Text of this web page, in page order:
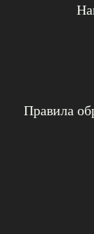
Правила